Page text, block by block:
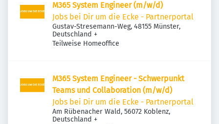
M365 System Engineer (m/w/d)
Jobs bei Dir um die Ecke - Partnerportal
Gustav-Stresemann-Weg, 48155 Münster,
Deutschland +
Teilweise Homeoffice
M365 System Engineer - Schwerpunkt
Teams und Collaboration (m/w/d)
Jobs bei Dir um die Ecke - Partnerportal
Am Rübenacher Wald, 56072 Koblenz,
Deutschland +